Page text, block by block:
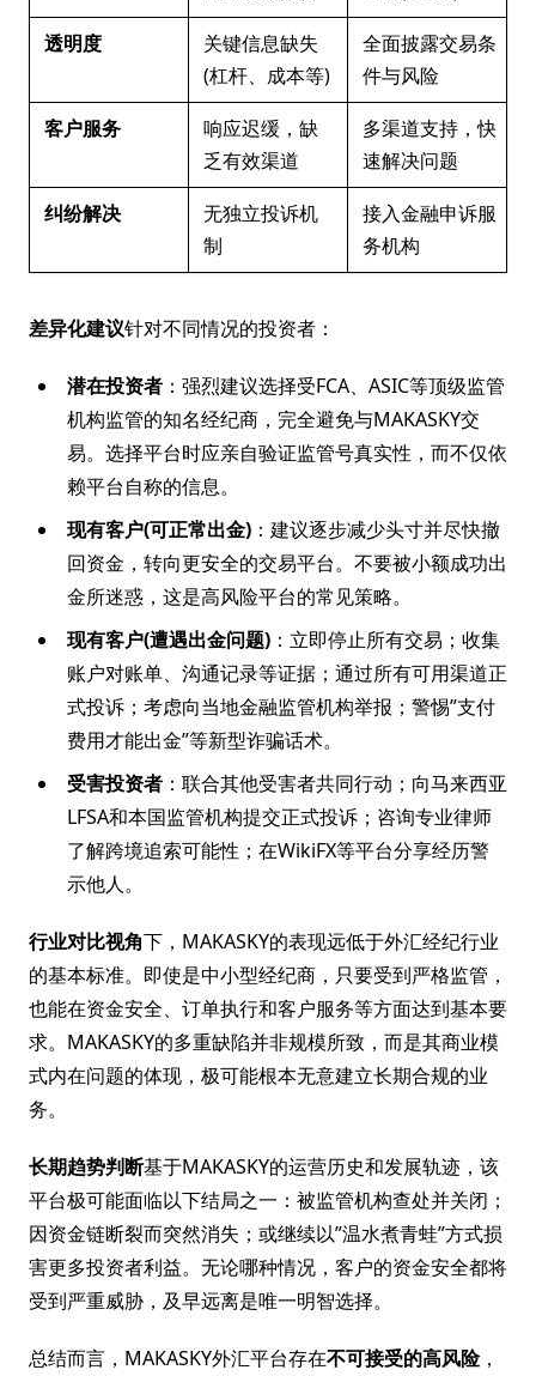
透明度
关键信息缺失
(杠杆、成本等)
全面披露交易条
件与风险
客户服务
响应迟缓，缺
乏有效渠道
多渠道支持，快
速解决问题
纠纷解决
无独立投诉机
制
接入金融申诉服
务机构
差异化建议针对不同情况的投资者：
潜在投资者 ：强烈建议选择受FCA、ASIC等顶级监管
机构监管的知名经纪商，完全避免与MAKASKY交
易。选择平台时应亲自验证监管号真实性，而不仅依
赖平台自称的信息。
现有客户(可正常出金) ：建议逐步减少头寸并尽快撤
回资金，转向更安全的交易平台。不要被小额成功出
金所迷惑，这是高风险平台的常见策略。
现有客户(遭遇出金问题) ：立即停止所有交易；收集
账户对账单、沟通记录等证据；通过所有可用渠道正
式投诉；考虑向当地金融监管机构举报；警惕”支付
费用才能出金”等新型诈骗话术。
受害投资者 ：联合其他受害者共同行动；向马来西亚
LFSA和本国监管机构提交正式投诉；咨询专业律师
了解跨境追索可能性；在WikiFX等平台分享经历警
示他人。
行业对比视角下，MAKASKY的表现远低于外汇经纪行业
的基本标准。即使是中小型经纪商，只要受到严格监管，
也能在资金安全、订单执行和客户服务等方面达到基本要
求。MAKASKY的多重缺陷并非规模所致，而是其商业模
式内在问题的体现，极可能根本无意建立长期合规的业
务。
长期趋势判断基于MAKASKY的运营历史和发展轨迹，该
平台极可能面临以下结局之一：被监管机构查处并关闭；
因资金链断裂而突然消失；或继续以”温水煮青蛙”方式损
害更多投资者利益。无论哪种情况，客户的资金安全都将
受到严重威胁，及早远离是唯一明智选择。
总结而言，MAKASKY外汇平台存在不可接受的高风险，